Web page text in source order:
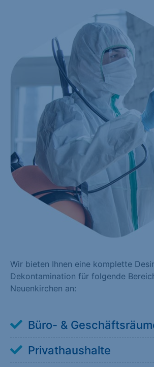
Wir bieten Ihnen eine komplette
Dekontamination für folgende
Neuenkirchen an:
Büro- &
Privathaushalte